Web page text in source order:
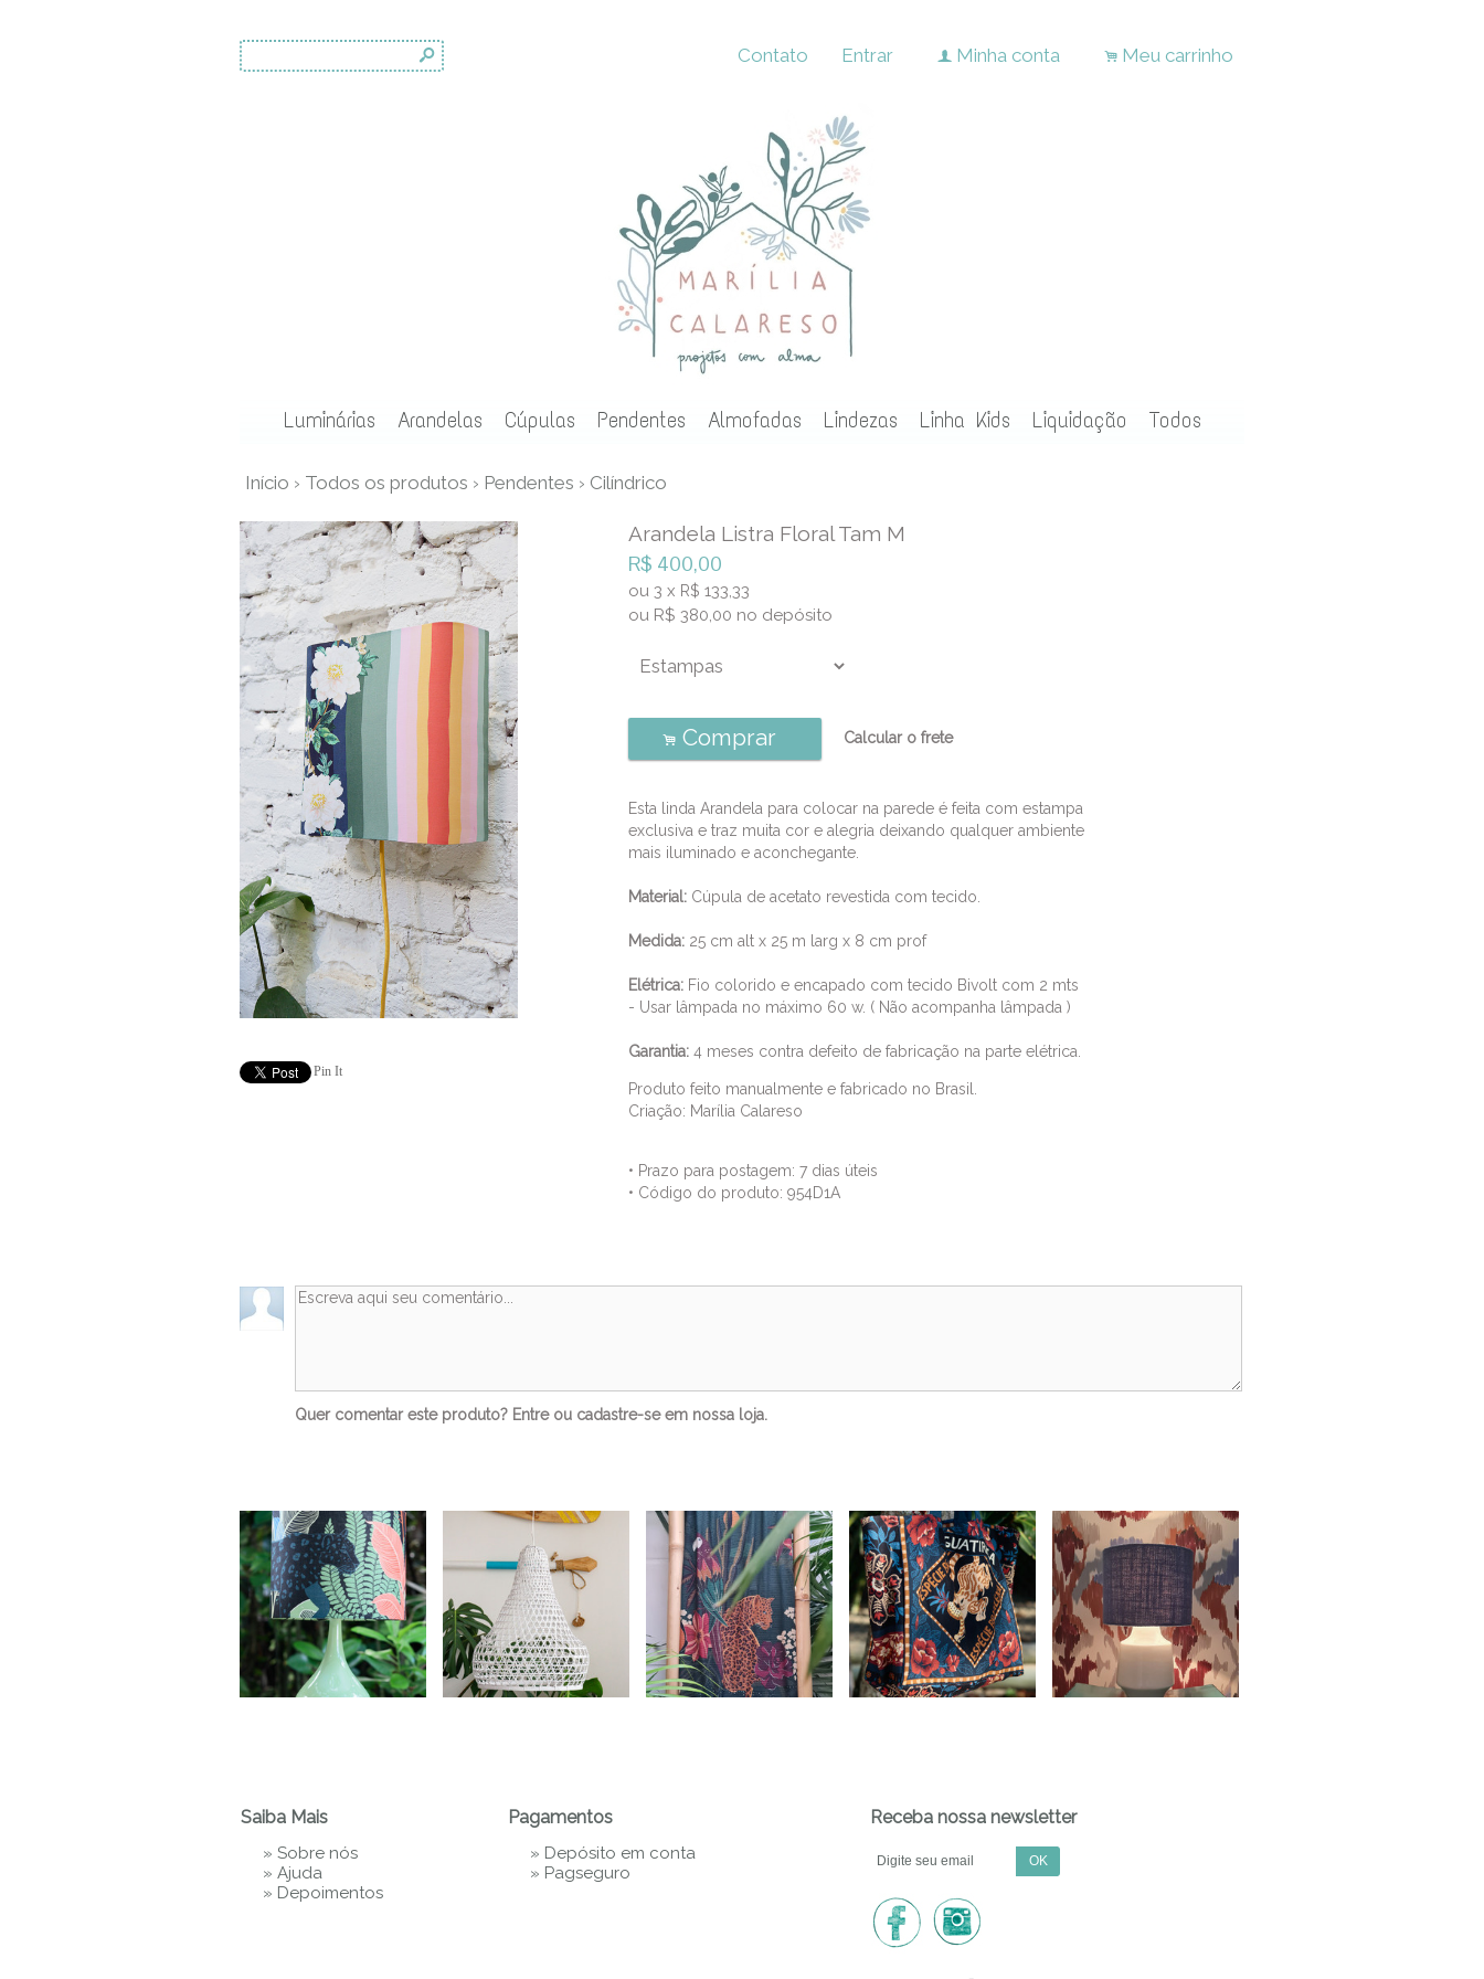
s Contato Entrar f Minha conta . Meu carrinho
Luminárias Arandelas Cúpulas Pendentes Almofadas Lindezas Linha Kids Liquidação Todos
Início › Todos os produtos › Pendentes › Cilíndrico
Pin It
Arandela Listra Floral Tam M
R$ 400,00
ou 3 x R$ 133,33
ou R$ 380,00 no depósito
. Comprar Calcular o frete
Esta linda Arandela para colocar na parede é feita com estampa
exclusiva e traz muita cor e alegria deixando qualquer ambiente
mais iluminado e aconchegante.
Material: Cúpula de acetato revestida com tecido.
Medida: 25 cm alt x 25 m larg x 8 cm prof
Elétrica: Fio colorido e encapado com tecido Bivolt com 2 mts
- Usar lâmpada no máximo 60 w. ( Não acompanha lâmpada )
Garantia: 4 meses contra defeito de fabricação na parte elétrica.
Produto feito manualmente e fabricado no Brasil.
Criação: Marília Calareso
• Prazo para postagem: 7 dias úteis
• Código do produto: 954D1A
Quer comentar este produto? Entreou cadastre-seem nossa loja.
Saiba Mais
» Sobre nós
» Ajuda
» Depoimentos
Pagamentos
» Depósito em conta
» Pagseguro
Receba nossa newsletter